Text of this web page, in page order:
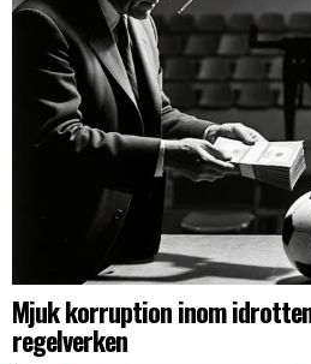
Mjuk korruption inom
regelverken